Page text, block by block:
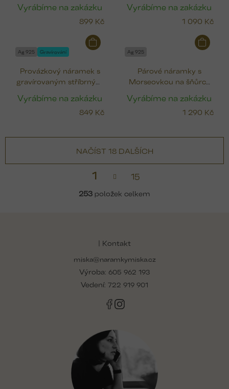
Vyrábíme na zakázku
899 Kč
Vyrábíme na zakázku
1 090 Kč
Ag 925 Gravírování
Provázkový náramek s
gravírovaným stříbrným
Vyrábíme na zakázku
849 Kč
Ag 925
Párové náramky s
Morseovkou na šňůrce
Vyrábíme na zakázku
1 290 Kč
NAČÍST 18 DALŠÍCH
S
t
á
n
1 15
253 položek celkem
| Kontakt
miska@naramkymiska.cz
Výroba: 605 962 193
Vedení: 722 919 901